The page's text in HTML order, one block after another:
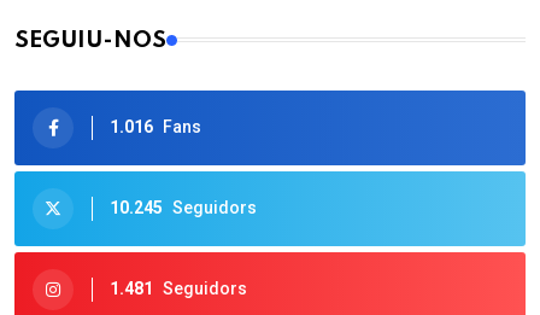
SEGUIU-NOS
1.016 Fans
10.245 Seguidors
1.481 Seguidors